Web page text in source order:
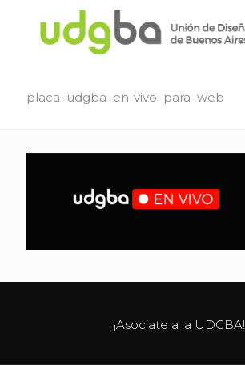
placa_udgba_en-vivo_para_web
¡Asociate a la UDGBA!